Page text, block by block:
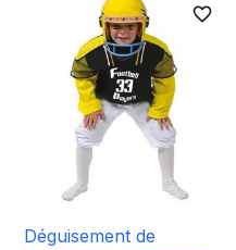
favorite_border
Déguisement de